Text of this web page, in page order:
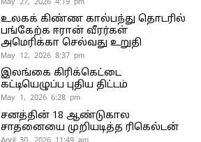
உலகக் கிண்ண கால்பந்து தொடரில்
பங்கேற்க ஈரான் வீரர்கள்
அமெரிக்கா செல்வது உறுதி
May 12, 2026 8:37 pm
இலங்கை கிரிக்கெட்டை
கட்டியெழுப்ப புதிய திட்டம்
May 1, 2026 6:28 pm
சனத்தின் 18 ஆண்டுகால
சாதனையை முறியடித்த ரிகெல்டன்